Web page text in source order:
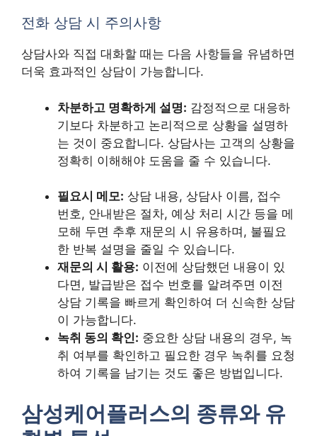
전화 상담 시 주의사항
상담사와 직접 대화할 때는 다음 사항들을 유념하면
더욱 효과적인 상담이 가능합니다.
차분하고 명확하게 설명: 감정적으로 대응하
기보다 차분하고 논리적으로 상황을 설명하
는 것이 중요합니다. 상담사는 고객의 상황을
정확히 이해해야 도움을 줄 수 있습니다.
필요시 메모: 상담 내용, 상담사 이름, 접수
번호, 안내받은 절차, 예상 처리 시간 등을 메
모해 두면 추후 재문의 시 유용하며, 불필요
한 반복 설명을 줄일 수 있습니다.
재문의 시 활용: 이전에 상담했던 내용이 있
다면, 발급받은 접수 번호를 알려주면 이전
상담 기록을 빠르게 확인하여 더 신속한 상담
이 가능합니다.
녹취 동의 확인: 중요한 상담 내용의 경우, 녹
취 여부를 확인하고 필요한 경우 녹취를 요청
하여 기록을 남기는 것도 좋은 방법입니다.
삼성케어플러스의 종류와 유